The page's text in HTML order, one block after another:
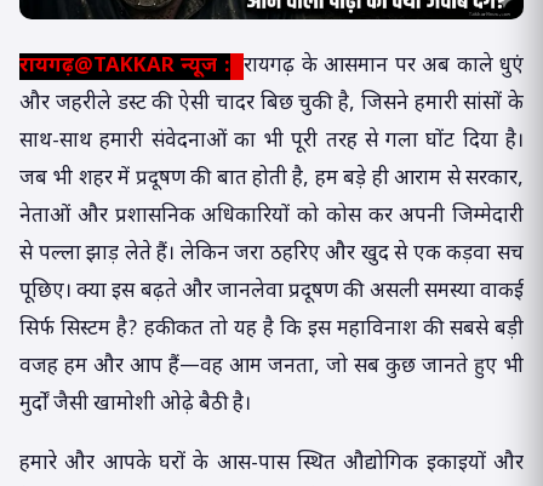
रायगढ़@TAKKAR न्यूज : रायगढ़ के आसमान पर अब काले धुएं
और जहरीले डस्ट की ऐसी चादर बिछ चुकी है, जिसने हमारी सांसों के
साथ-साथ हमारी संवेदनाओं का भी पूरी तरह से गला घोंट दिया है।
जब भी शहर में प्रदूषण की बात होती है, हम बड़े ही आराम से सरकार,
नेताओं और प्रशासनिक अधिकारियों को कोस कर अपनी जिम्मेदारी
से पल्ला झाड़ लेते हैं। लेकिन जरा ठहरिए और खुद से एक कड़वा सच
पूछिए। क्या इस बढ़ते और जानलेवा प्रदूषण की असली समस्या वाकई
सिर्फ सिस्टम है? हकीकत तो यह है कि इस महाविनाश की सबसे बड़ी
वजह हम और आप हैं—वह आम जनता, जो सब कुछ जानते हुए भी
मुर्दों जैसी खामोशी ओढ़े बैठी है।
हमारे और आपके घरों के आस-पास स्थित औद्योगिक इकाइयों और